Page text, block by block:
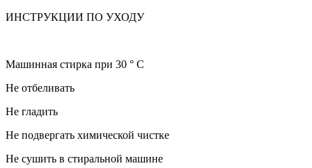
ИНСТРУКЦИИ ПО УХОДУ
Машинная стирка при 30 ° C
Не отбеливать
Не гладить
Не подвергать химической чистке
Не сушить в стиральной машине